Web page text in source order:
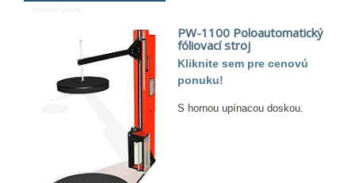
PW-1100 Poloautomatický
fóliovací stroj
Kliknite sem pre cenovú
ponuku!
S hornou upínacou doskou.